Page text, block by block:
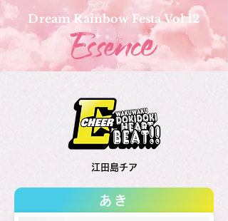
Dream Rainbow Festa Vol.12
江田島チア
あき